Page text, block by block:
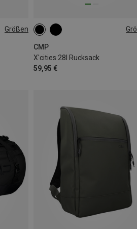
Größen
CMP
X'cities 28l Rucksack
59,95 €
28L